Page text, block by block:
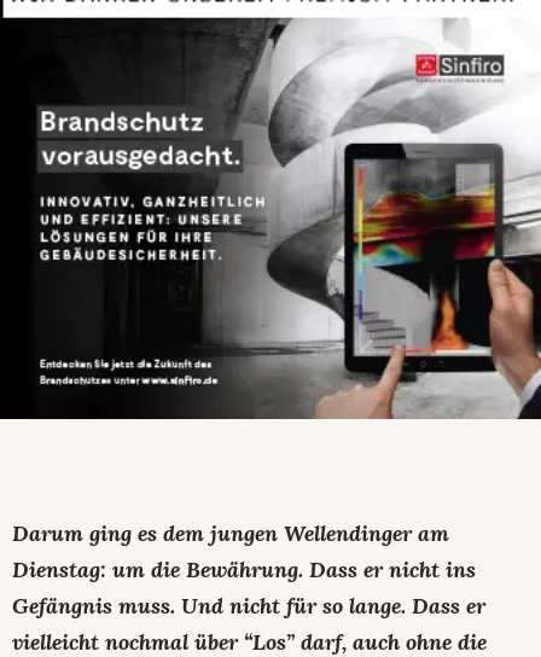
Darum ging es dem jungen Wellendinger am
Dienstag: um die Bewährung. Dass er nicht ins
Gefängnis muss. Und nicht für so lange. Dass er
vielleicht nochmal über “Los” darf, auch ohne die